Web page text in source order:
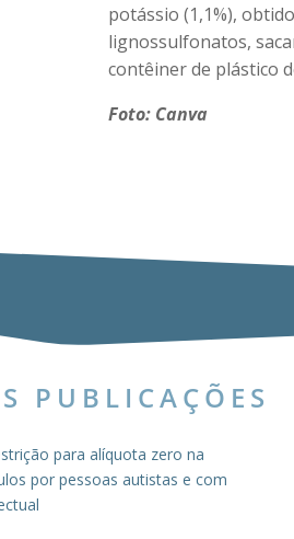
potássio (1,1%),
lignossulfonatos,
contêiner de plástico
Foto: Canva
PUBLICAÇÕES